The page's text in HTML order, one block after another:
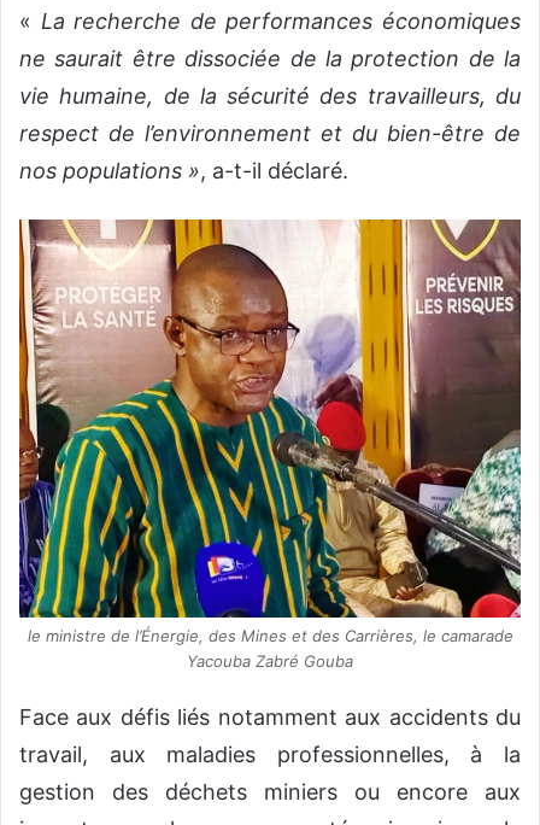
« La recherche de performances économiques
ne saurait être dissociée de la protection de la
vie humaine, de la sécurité des travailleurs, du
respect de l’environnement et du bien-être de
nos populations », a-t-il déclaré.
le ministre de l’Énergie, des Mines et des Carrières, le camarade
Yacouba Zabré Gouba
Face aux défis liés notamment aux accidents du
travail, aux maladies professionnelles, à la
gestion des déchets miniers ou encore aux